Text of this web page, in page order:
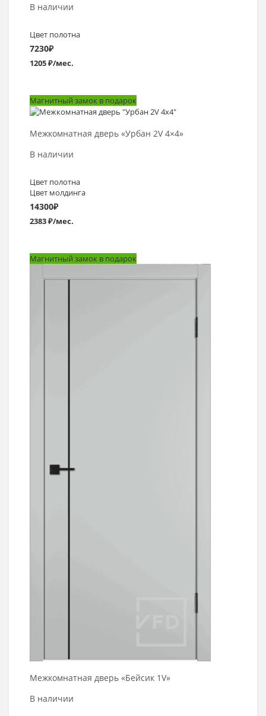
В наличии
Цвет полотна
7230₽
1205 ₽/мес.
Магнитный замок в подарок
Межкомнатная дверь «Урбан 2V 4×4»
В наличии
Цвет полотна
Цвет молдинга
14300₽
2383 ₽/мес.
Выбрать >
Магнитный замок в подарок
Межкомнатная дверь «Бейсик 1V»
В наличии